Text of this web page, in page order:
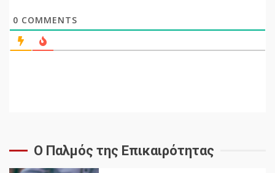
0 COMMENTS
Ο Παλμός της Επικαιρότητας